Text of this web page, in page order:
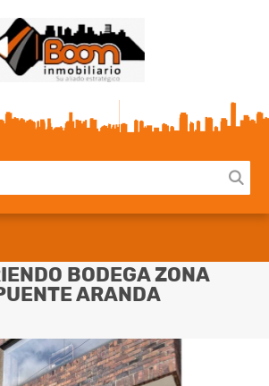
BODEGA ZONA
ARANDA